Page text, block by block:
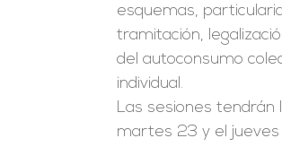
esquemas,
tramitación,
del autoconsumo
individual.
Las sesiones tendrán
martes 23 y el jueves